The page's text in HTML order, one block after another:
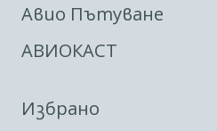
Авио Пътуване
АВИОКАСТ
Избрано